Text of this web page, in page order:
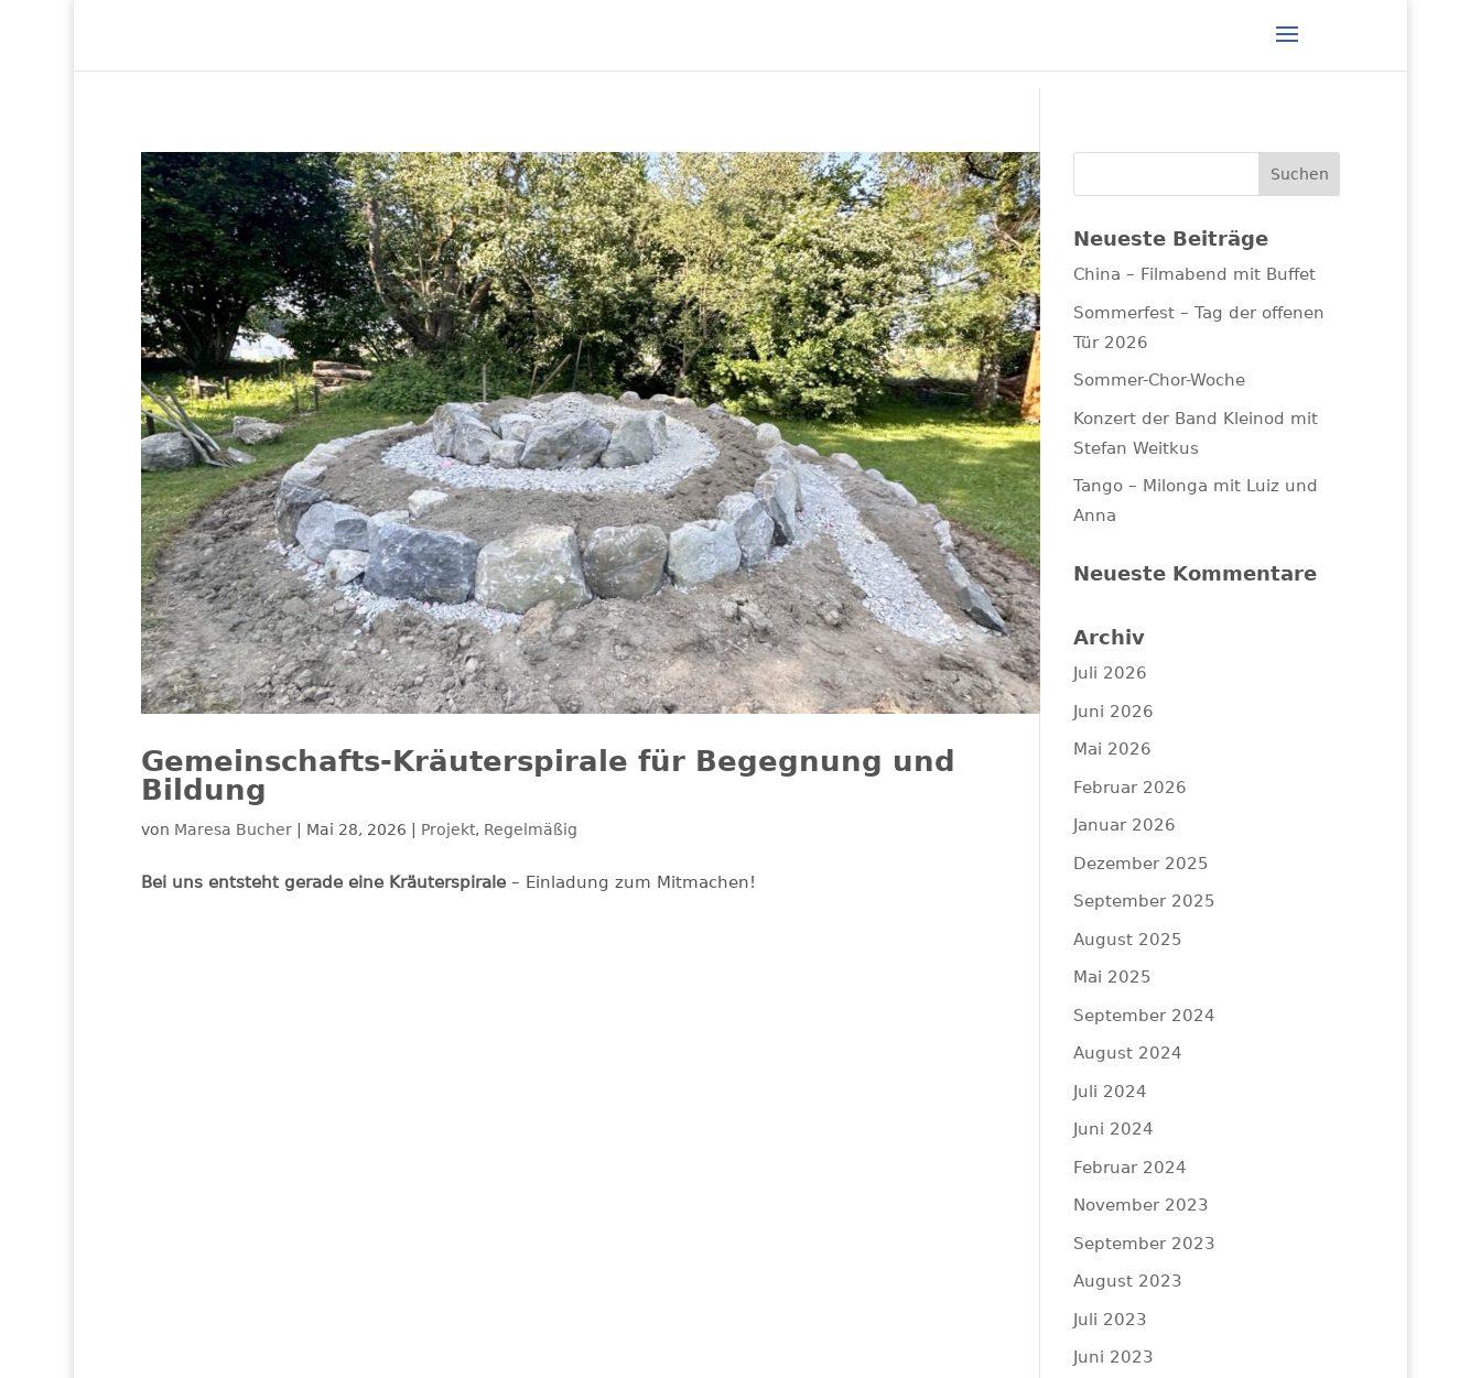
Gemeinschafts-Kräuterspirale für Begegnung und
Bildung
von Maresa Bucher| Mai 28, 2026 Projekt, Regelmäßig
Bei uns entsteht gerade eine Kräuterspirale– Einladung zum Mitmachen!
Neueste Beiträge
China – Filmabend mit Buffet
Sommerfest – Tag der offenen
Tür 2026
Sommer-Chor-Woche
Konzert der Band Kleinod mit
Stefan Weitkus
Tango – Milonga mit Luiz und
Anna
Neueste Kommentare
Archiv
Juli 2026
Juni 2026
Mai 2026
Februar 2026
Januar 2026
Dezember 2025
September 2025
August 2025
Mai 2025
September 2024
August 2024
Juli 2024
Juni 2024
Februar 2024
November 2023
September 2023
August 2023
Juli 2023
Juni 2023